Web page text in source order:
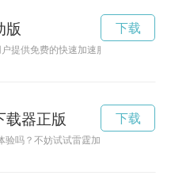
版
提供免费的快速加速服务，在不付
下载
载器正版
验吗？不妨试试雷霆加速器官方下载
下载